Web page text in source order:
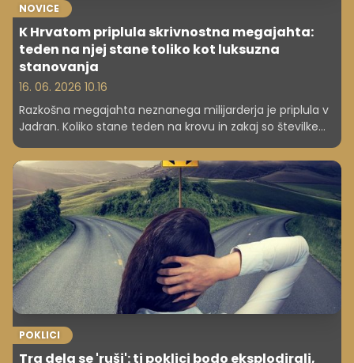
NOVICE
K Hrvatom priplula skrivnostna megajahta:
teden na njej stane toliko kot luksuzna
stanovanja
16. 06. 2026 10.16
Razkošna megajahta neznanega milijarderja je priplula v
Jadran. Koliko stane teden na krovu in zakaj so številke
POKLICI
Trg dela se 'ruši': ti poklici bodo eksplodirali,